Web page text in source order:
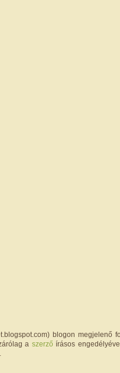
blogon
a szerző írásos